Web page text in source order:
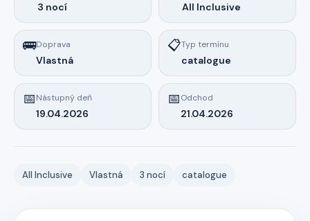
3 nocí All Inclusive
🚌Doprava
Vlastná
📋Typ termínu
catalogue
📅Nástupný deň
19.04.2026
📅Odchod
21.04.2026
All Inclusive Vlastná 3 nocí catalogue